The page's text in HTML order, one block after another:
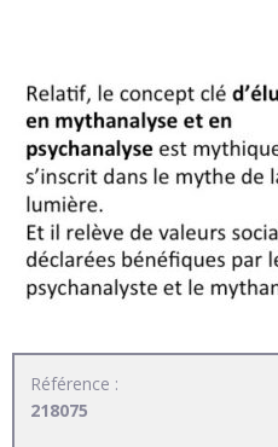
Référence :
218075